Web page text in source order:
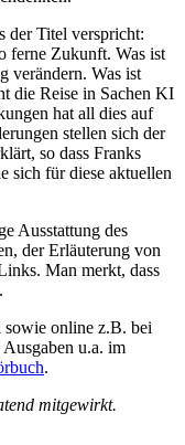
der Titel verspricht:
ferne Zukunft. Was ist
verändern. Was ist
die Reise in Sachen KI
hat all dies auf
stellen sich der
so dass Franks
sich für diese aktuellen
Ausstattung des
der Erläuterung von
Man merkt, dass
sowie online z.B. bei
u.a. im
.
mitgewirkt.